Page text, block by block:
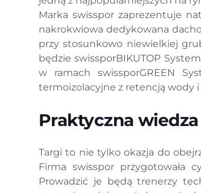
Marka swisspor zaprezentuje
nakrokwiowa dedykowana
przy stosunkowo niewielkiej
będzie swissporBIKUTOP
w ramach swissporGREEN
termoizolacyjne z retencją
Praktyczna
Targi to nie tylko okazja do
Firma swisspor przygotowała
Prowadzić je będą trenerzy